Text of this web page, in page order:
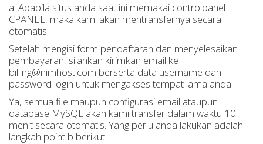
a. Apabila situs anda saat ini memakai controlpanel
CPANEL, maka kami akan mentransfernya secara
otomatis.
Setelah mengisi form pendaftaran dan menyelesaikan
pembayaran, silahkan kirimkan email ke
billing@nimhost.com berserta data username dan
password login untuk mengakses tempat lama anda.
Ya, semua file maupun configurasi email ataupun
database MySQL akan kami transfer dalam waktu 10
menit secara otomatis. Yang perlu anda lakukan adalah
langkah point b berikut.